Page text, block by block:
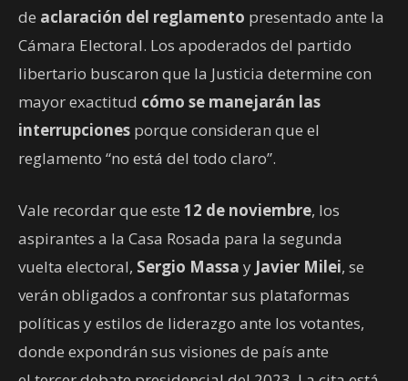
de aclaración del reglamento presentado ante la
Cámara Electoral. Los apoderados del partido
libertario buscaron que la Justicia determine con
mayor exactitud cómo se manejarán las
interrupciones porque consideran que el
reglamento “no está del todo claro”.
Vale recordar que este 12 de noviembre, los
aspirantes a la Casa Rosada para la segunda
vuelta electoral, Sergio Massa y Javier Milei, se
verán obligados a confrontar sus plataformas
políticas y estilos de liderazgo ante los votantes,
donde expondrán sus visiones de país ante